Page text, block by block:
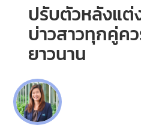
ปรับตัวหลังแต่
บ่าวสาวทุกคู่ค
ยาวนาน